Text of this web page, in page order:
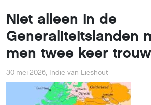
Niet alleen in de
Generaliteitslanden
men twee keer
30 mei 2026, Indie van Lieshout